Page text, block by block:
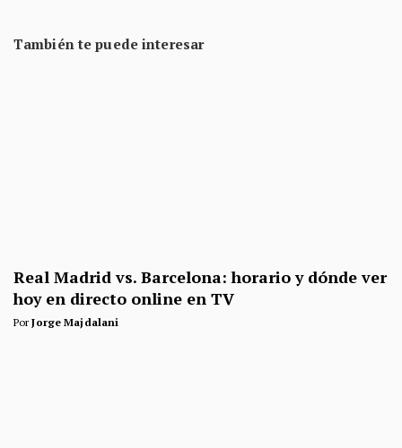
También te puede interesar
Real Madrid vs. Barcelona: horario y dónde ver
hoy en directo online en TV
PorJorge Majdalani